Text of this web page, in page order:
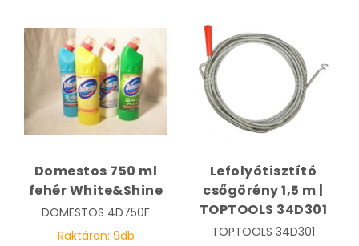
Domestos 750 ml
fehér White&Shine
DOMESTOS 4D750F
Raktáron: 9db
Lefolyótisztító
csőgörény 1,5 m |
TOPTOOLS 34D301
TOPTOOLS 34D301